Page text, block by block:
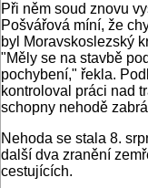
Při něm soud znovu
Pošvářová míní, že
byl Moravskoslezský
"Měly se na stavbě
pochybení," řekla.
kontroloval práci nad
schopny nehodě
Nehoda se stala 8.
další dva zranění
cestujících.